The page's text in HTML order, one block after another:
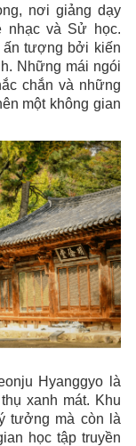
nơi giảng dạy
nhạc và Sử học.
ấn tượng bởi kiến
Những mái ngói
chắn và những
một không gian
Hyanggyo là
xanh mát. Khu
tưởng mà còn là
học tập truyền